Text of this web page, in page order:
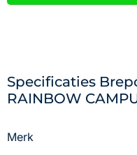
Specificaties
RAINBOW
Merk